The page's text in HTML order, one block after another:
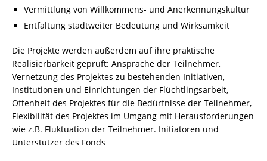
Vermittlung von Willkommens- und Anerkennungskultur
Entfaltung stadtweiter Bedeutung und Wirksamkeit
Die Projekte werden außerdem auf ihre praktische
Realisierbarkeit geprüft: Ansprache der Teilnehmer,
Vernetzung des Projektes zu bestehenden Initiativen,
Institutionen und Einrichtungen der Flüchtlingsarbeit,
Offenheit des Projektes für die Bedürfnisse der Teilnehmer,
Flexibilität des Projektes im Umgang mit Herausforderungen
wie z.B. Fluktuation der Teilnehmer. Initiatoren und
Unterstützer des Fonds